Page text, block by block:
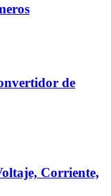
de
Corriente,